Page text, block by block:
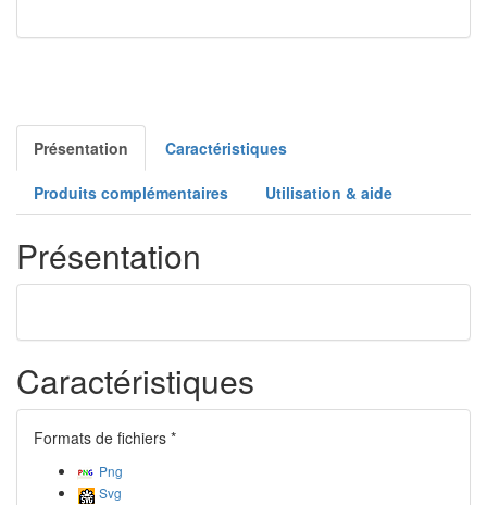
Présentation Caractéristiques
Produits complémentaires Utilisation & aide
Présentation
Caractéristiques
Formats de fichiers *
Png
Svg